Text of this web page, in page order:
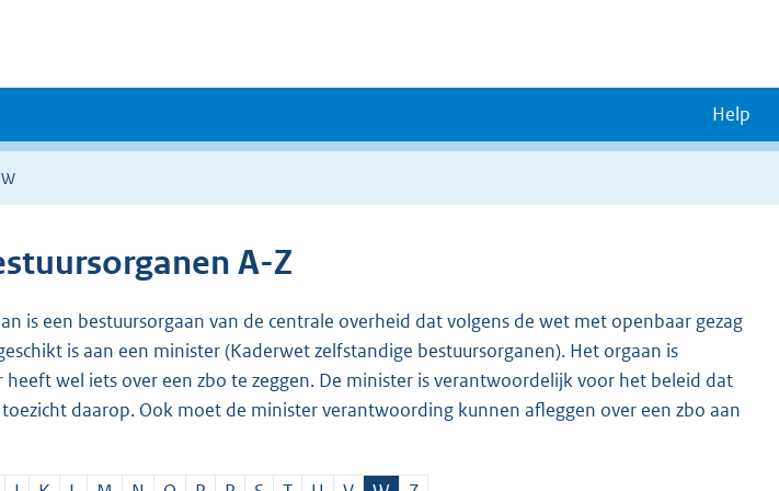
Help
W
A-Z
is een bestuursorgaan van de centrale overheid dat volgens de wet met openbaar gezag
is aan een minister (Kaderwet zelfstandige bestuursorganen). Het orgaan is
wel iets over een zbo te zeggen. De minister is verantwoordelijk voor het beleid dat
daarop. Ook moet de minister verantwoording kunnen afleggen over een zbo aan